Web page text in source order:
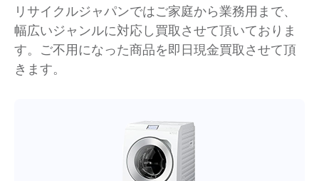
リサイクルジャパンではご家庭から業務用まで、
幅広いジャンルに対応し買取させて頂いておりま
す。ご不用になった商品を即日現金買取させて頂
きます。